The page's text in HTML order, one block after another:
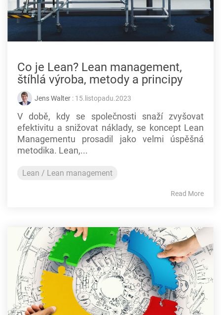
Co je Lean? Lean management,
štíhlá výroba, metody a principy
Jens Walter : 15.listopadu.2023
V době, kdy se společnosti snaží zvyšovat
efektivitu a snižovat náklady, se koncept Lean
Managementu prosadil jako velmi úspěšná
metodika. Lean,...
Lean / Lean management
Read More